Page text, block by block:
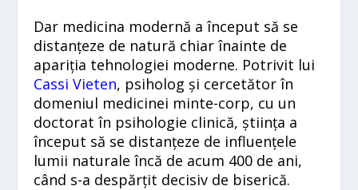
Dar medicina modernă a început să se
distanțeze de natură chiar înainte de
apariția tehnologiei moderne. Potrivit lui
Cassi Vieten, psiholog și cercetător în
domeniul medicinei minte-corp, cu un
doctorat în psihologie clinică, știința a
început să se distanțeze de influențele
lumii naturale încă de acum 400 de ani,
când s-a despărțit decisiv de biserică.